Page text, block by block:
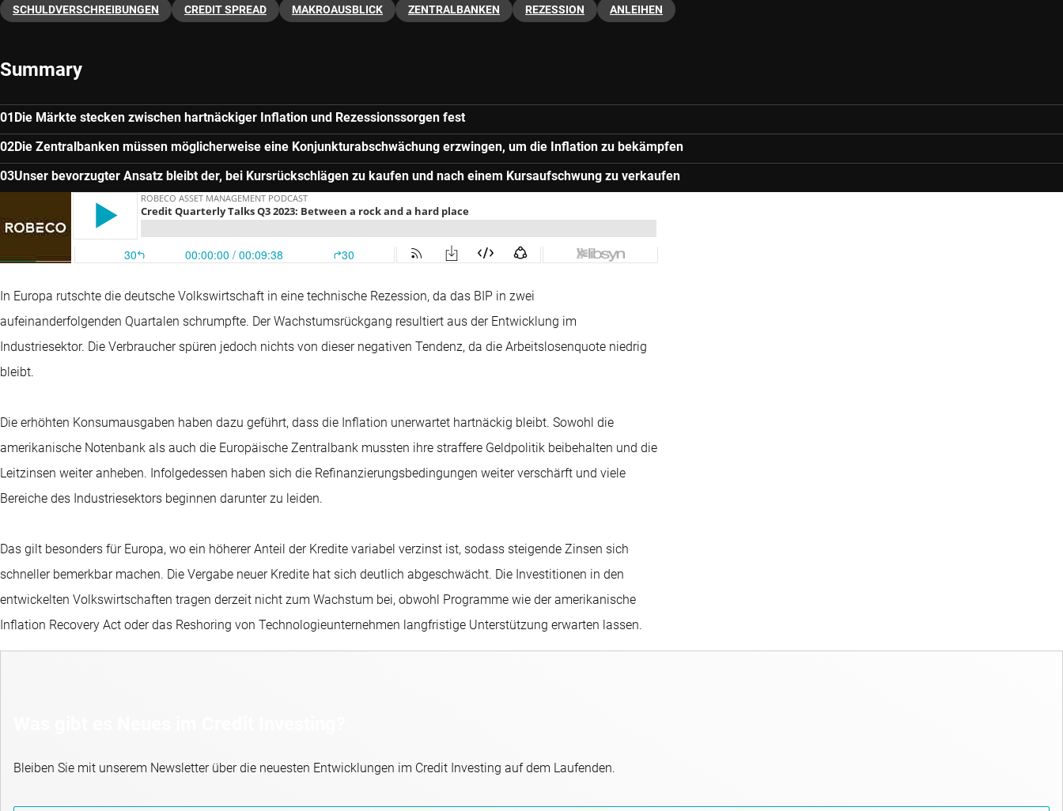
SCHULDVERSCHREIBUNGEN CREDIT SPREAD MAKROAUSBLICK ZENTRALBANKEN REZESSION ANLEIHEN
Summary
Die Märkte stecken zwischen hartnäckiger Inflation und Rezessionssorgen fest
Die Zentralbanken müssen möglicherweise eine Konjunkturabschwächung erzwingen, um die Inflation zu bekämpfen
Unser bevorzugter Ansatz bleibt der, bei Kursrückschlägen zu kaufen und nach einem Kursaufschwung zu verkaufen
In Europa rutschte die deutsche Volkswirtschaft in eine technische Rezession, da das BIP in zwei
aufeinanderfolgenden Quartalen schrumpfte. Der Wachstumsrückgang resultiert aus der Entwicklung im
Industriesektor. Die Verbraucher spüren jedoch nichts von dieser negativen Tendenz, da die Arbeitslosenquote niedrig
bleibt.
Die erhöhten Konsumausgaben haben dazu geführt, dass die Inflation unerwartet hartnäckig bleibt. Sowohl die
amerikanische Notenbank als auch die Europäische Zentralbank mussten ihre straffere Geldpolitik beibehalten und die
Leitzinsen weiter anheben. Infolgedessen haben sich die Refinanzierungsbedingungen weiter verschärft und viele
Bereiche des Industriesektors beginnen darunter zu leiden.
Das gilt besonders für Europa, wo ein höherer Anteil der Kredite variabel verzinst ist, sodass steigende Zinsen sich
schneller bemerkbar machen. Die Vergabe neuer Kredite hat sich deutlich abgeschwächt. Die Investitionen in den
entwickelten Volkswirtschaften tragen derzeit nicht zum Wachstum bei, obwohl Programme wie der amerikanische
Inflation Recovery Act oder das Reshoring von Technologieunternehmen langfristige Unterstützung erwarten lassen.
Bleiben Sie mit unserem Newsletter über die neuesten Entwicklungen im Credit Investing auf dem Laufenden.